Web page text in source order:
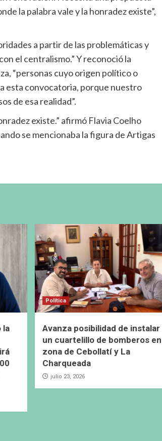
la palabra vale y la honradez existe”,
a partir de las problemáticas y
el centralismo.” Y reconoció la
“personas cuyo origen político o
esta convocatoria, porque nuestro
de esa realidad”.
existe.” afirmó Flavia Coelho
se mencionaba la figura de Artigas
la
Política
Avanza posibilidad de instalar
un cuartelillo de bomberos en
zona de Cebollatí y La
Charqueada
julio 23, 2026